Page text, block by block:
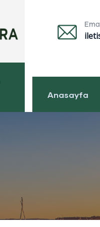
Anasayfa